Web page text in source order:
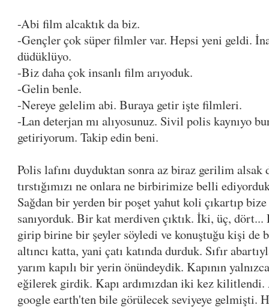
-Abi film alcaktık da biz.
-Gençler çok süper filmler var. Hepsi yeni geldi.
düdüklüyo.
-Biz daha çok insanlı film arıyoduk.
-Gelin benle.
-Nereye gelelim abi. Buraya getir işte filmleri.
-Lan deterjan mı alıyosunuz. Sivil polis kaynıyo
getiriyorum. Takip edin beni.
Polis lafını duyduktan sonra az biraz gerilim alsak
tırstığımızı ne onlara ne birbirimize belli
Sağdan bir yerden bir poşet yahut koli çıkartıp
sanıyorduk. Bir kat merdiven çıktık. İki, üç,
girip birine bir şeyler söyledi ve konuştuğu kişi de
altıncı katta, yani çatı katında durduk. Sıfır
yarım kapılı bir yerin önündeydik. Kapının
eğilerek girdik. Kapı ardımızdan iki kez kilitlendi.
google earth'ten bile görülecek seviyeye gelmişti.